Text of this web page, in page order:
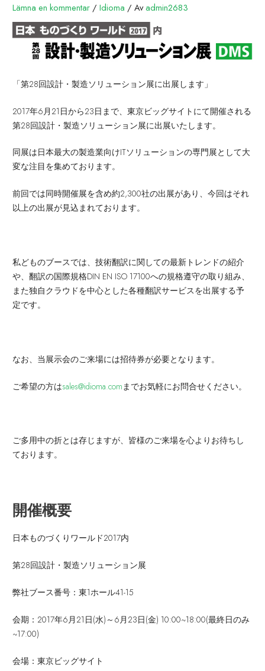
Lämna en kommentar /Idioma / Avadmin2683
「第28回設計・製造ソリューション展に出展します」
2017年6月21日から23日まで、東京ビッグサイトにて開催される
第28回設計・製造ソリューション展に出展いたします。
同展は日本最大の製造業向けITソリューションの専門展として大
変な注目を集めております。
前回では同時開催展を含め約2,300社の出展があり、今回はそれ
以上の出展が見込まれております。
私どものブースでは、技術翻訳に関しての最新トレンドの紹介
や、翻訳の国際規格DIN EN ISO 17100への規格遵守の取り組み、
また独自クラウドを中心とした各種翻訳サービスを出展する予
定です。
なお、当展示会のご来場には招待券が必要となります。
ご希望の方はsales@idioma.comまでお気軽にお問合せください。
ご多用中の折とは存じますが、皆様のご来場を心よりお待ちし
ております。
開催概要
日本ものづくりワールド2017内
第28回設計・製造ソリューション展
弊社ブース番号：東1ホール41-15
会期：2017年6月21日(水)～6月23日(金) 10:00~18:00(最終日のみ
~17:00)
会場：東京ビッグサイト